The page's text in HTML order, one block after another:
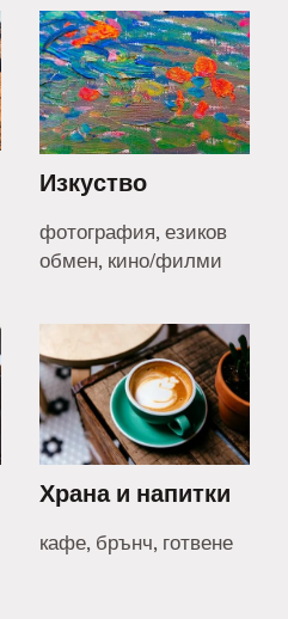
Изкуство
фотография, езиков
обмен, кино/филми
Храна и напитки
кафе, брънч, готвене